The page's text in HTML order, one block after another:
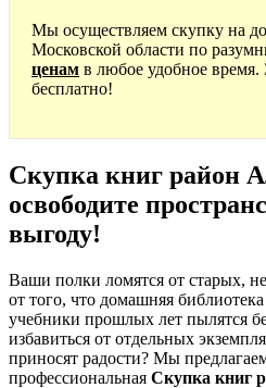
Мы осуществляем скупку на
Московской области по
ценам в любое удобное
бесплатно!
Скупка книг район
освободите
выгоду!
Ваши полки ломятся от старых,
от того, что домашняя
учебники прошлых лет пылятся
избавиться от отдельных
приносят радости? Мы
профессиональная Скупка книг